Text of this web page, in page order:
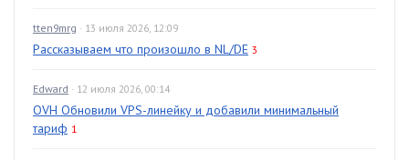
tten9mrg · 13 июля 2026, 12:09
Рассказываем что произошло в NL/DE 3
Edward · 12 июля 2026, 00:14
OVH Обновили VPS-линейку и добавили минимальный
тариф 1